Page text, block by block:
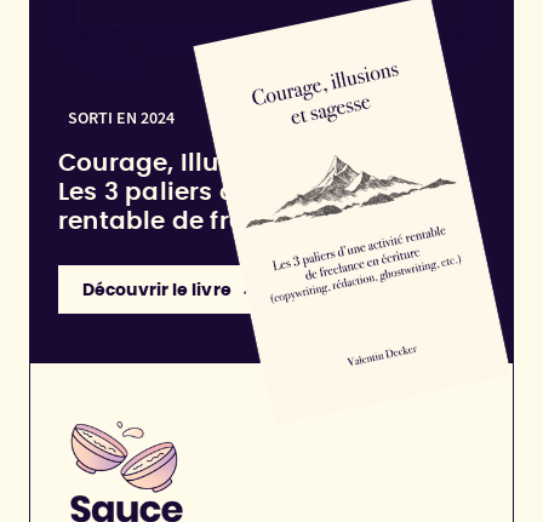
SORTI EN 2024
Courage, Illusions et Sagesse :
Les 3 paliers d'une activité
rentable de freelance en écriture
Découvrir le livre